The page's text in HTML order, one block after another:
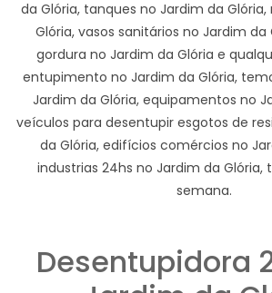
da Glória, tanques no Jardim da
Glória, vasos sanitários no Jardim da
gordura no Jardim da Glória e
entupimento no Jardim da Glória,
Jardim da Glória, equipamentos no
veículos para desentupir esgotos de
da Glória, edifícios comércios no
industrias 24hs no Jardim da Glória,
semana.
Desentupidora